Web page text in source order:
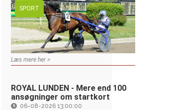
SPORT
Læs mere her >
ROYAL LUNDEN - Mere end 100
ansøgninger om startkort
06-08-2026 13:00:00